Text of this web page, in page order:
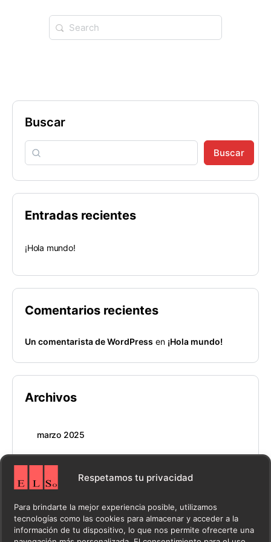
Respetamos tu privacidad
Para brindarte la mejor experiencia posible, utilizamos
tecnologías como las cookies para almacenar y acceder a la
información de tu dispositivo, lo que nos permite ofrecerte una
Buscar
Buscar
Entradas recientes
¡Hola mundo!
Comentarios recientes
Un comentarista de WordPress en ¡Hola mundo!
Archivos
marzo 2025
Blog